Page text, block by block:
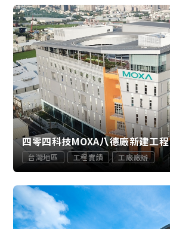
四零四科技MOXA八德廠新建工程
台灣地區 工程實績 工廠廠辦